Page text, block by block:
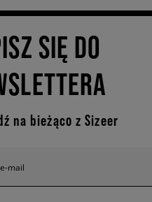
SIĘ DO
na bieżąco z Sizeer
mail